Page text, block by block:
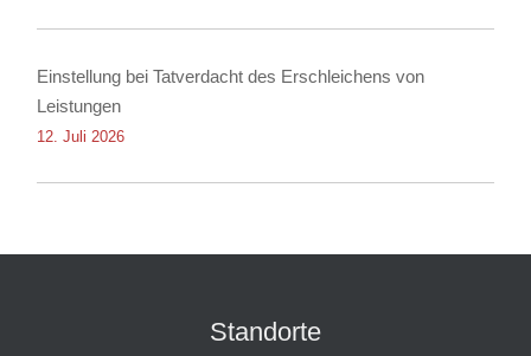
Einstellung bei Tatverdacht des Erschleichens von
Leistungen
12. Juli 2026
Standorte